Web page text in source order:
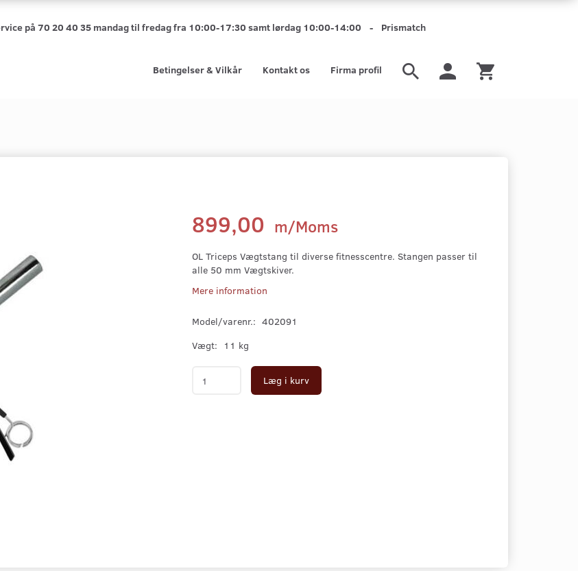
på 70 20 40 35 mandag til fredag fra 10:00-17:30 samt lørdag 10:00-14:00 - Prismatch
Firma profil
Kontakt os
Betingelser & Vilkår
899,00 m/Moms
OL Triceps Vægtstang til diverse fitnesscentre. Stangen passer til
alle 50 mm Vægtskiver.
Mere information
Model/varenr.: 402091
Vægt:
11 kg
Læg i kurv